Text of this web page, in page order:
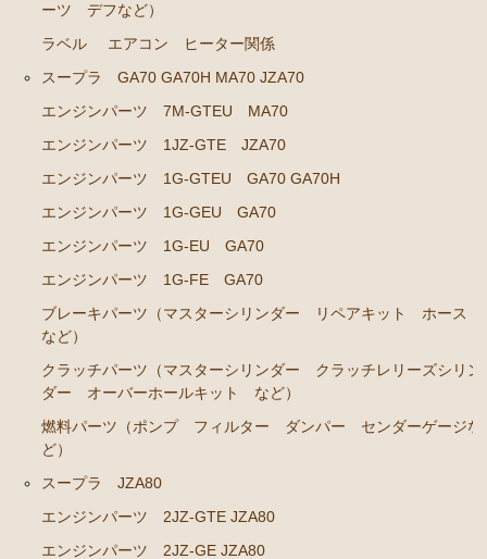
エンジンパーツ 5Ｍ-EU
エンジンパーツ M-TEU
エンジンパーツ（マウント 他）
ブレーキパーツ（マスターシリンダー リペアキッ
ーズシリンダー オーバーホールキット など）
ステアリングパーツ（ピットマンアーム アイドラー
アーム タイロッドエンド など）
足回りパーツ（ベアリング ボールジョイント アー
燃料パーツ（ポンプ フィルター ダンパー センダ
ーゲージなど）
駆動パーツ（センターサポートベアリング ドライブ
ーツ デフなど）
ラベル
エアコン ヒーター関係
スープラ GA70 GA70H MA70 JZA70
エンジンパーツ 7M-GTEU MA70
エンジンパーツ 1JZ-GTE JZA70
エンジンパーツ 1G-GTEU GA70 GA70H
エンジンパーツ 1G-GEU GA70
エンジンパーツ 1G-EU GA70
エンジンパーツ 1G-FE GA70
ブレーキパーツ（マスターシリンダー リペアキット ホース
など）
クラッチパーツ（マスターシリンダー クラッチレリーズシリン
ダー オーバーホールキット など）
燃料パーツ（ポンプ フィルター ダンパー センダーゲージな
ど）
スープラ JZA80
エンジンパーツ 2JZ-GTE JZA80
エンジンパーツ 2JZ-GE JZA80